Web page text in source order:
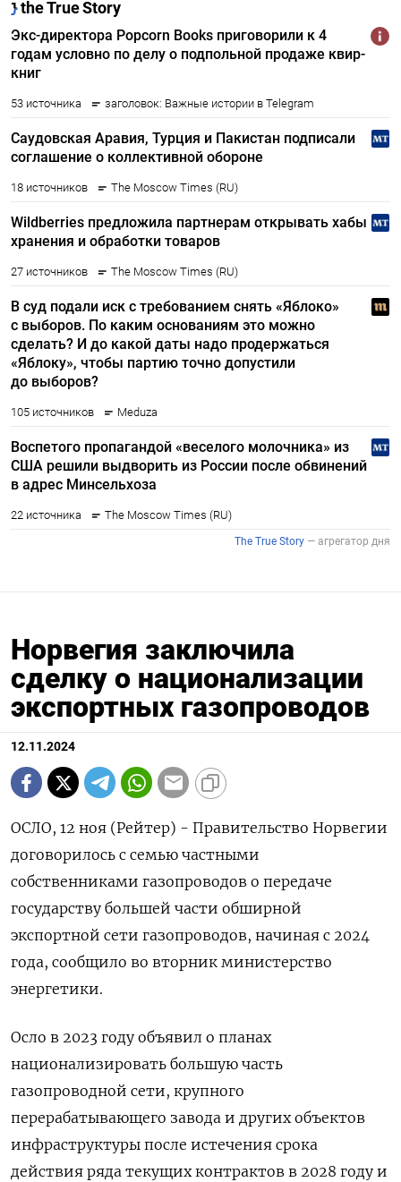
Норвегия заключила
сделку о национализации
экспортных газопроводов
12.11.2024
ОСЛО, 12 ноя (Рейтер) - Правительство Норвегии
договорилось с семью частными
собственниками газопроводов о передаче
государству большей части обширной
экспортной сети газопроводов, начиная с 2024
года, сообщило во вторник министерство
энергетики.
Осло в 2023 году объявил о планах
национализировать большую часть
газопроводной сети, крупного
перерабатывающего завода и других объектов
инфраструктуры после истечения срока
действия ряда текущих контрактов в 2028 году и